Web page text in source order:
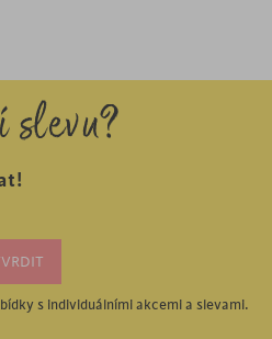
slevu?
s individuálními akcemi a slevami.